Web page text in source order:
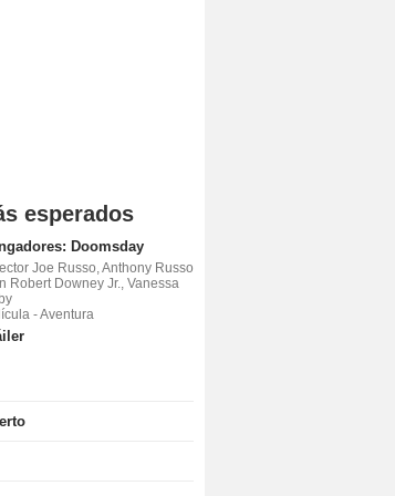
esperados
Doomsday
Joe Russo, Anthony Russo
Robert Downey Jr., Vanessa
- Aventura